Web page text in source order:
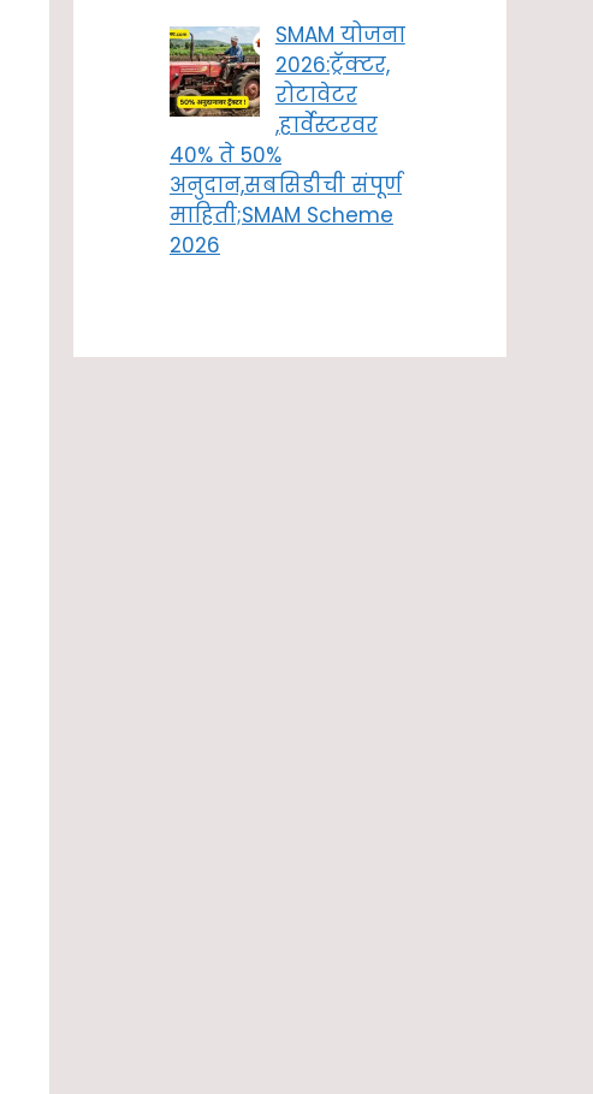
SMAM योजना
2026:ट्रॅक्टर,
रोटावेटर
,हार्वेस्टरवर
40% ते 50%
अनुदान,सबसिडीची संपूर्ण
माहिती;SMAM Scheme
2026